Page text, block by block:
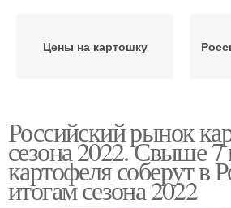
Цены на картошку
Картофель в разных
зонах
Российский рынок
сезона 2022. Свыше
картофеля соберут в
итогам сезона 2022